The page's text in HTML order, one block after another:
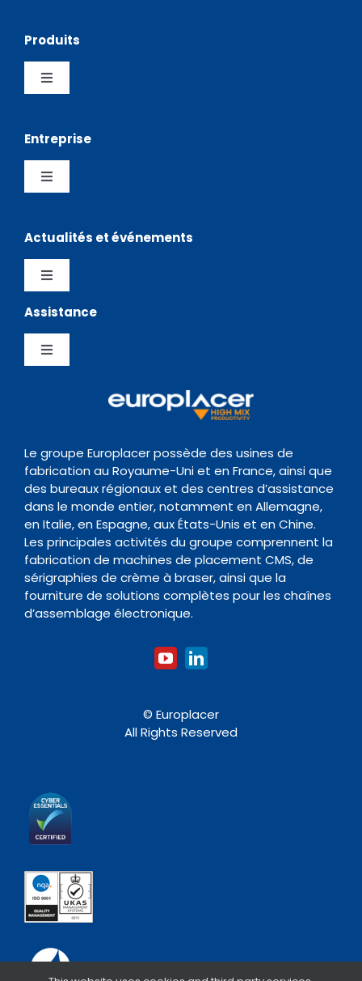
Produits
Toggle
Sérigraphies
Logiciels
Chargeurs
Four de Refusion
Nettoyage
Accessoires
Entreprise
Toggle
Distributeurs
Contact
Actualités et événements
Toggle
Navigation
Testimonials
News Hub
Assistance
Toggle
Centre de Support
Documentation
Organisme de formation
Le groupe Europlacer possède des usines de
fabrication au Royaume-Uni et en France, ainsi que
des bureaux régionaux et des centres d’assistance
dans le monde entier, notamment en Allemagne,
en Italie, en Espagne, aux États-Unis et en Chine.
Les principales activités du groupe comprennent la
fabrication de machines de placement CMS, de
sérigraphies de crème à braser, ainsi que la
fourniture de solutions complètes pour les chaînes
d’assemblage électronique.
© Europlacer
All Rights Reserved